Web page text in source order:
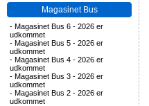
Magasinet Bus
- Magasinet Bus 6 - 2026 er
udkommet
- Magasinet Bus 5 - 2026 er
udkommet
- Magasinet Bus 4 - 2026 er
udkommet
- Magasinet Bus 3 - 2026 er
udkommet
- Magasinet Bus 2 - 2026 er
udkommet